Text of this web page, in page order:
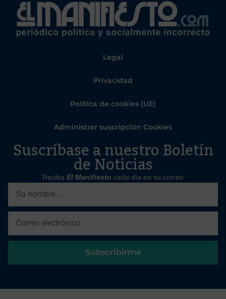
Legal
Privacidad
Política de cookies (UE)
Administrar suscripción Cookies
Suscríbase a nuestro Boletín
de Noticias
Reciba El Manifiesto cada día en su correo
Subscribirme